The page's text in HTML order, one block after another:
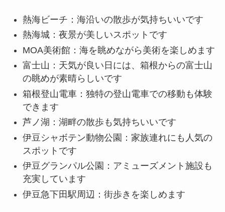
熱海ビーチ：海沿いの散歩が気持ちいいです
熱海城：夜景が美しいスポットです
MOA美術館：海を眺めながら美術を楽しめます
富士山：天気が良い日には、箱根からの富士山
の眺めが素晴らしいです
箱根登山電車：独特の登山電車での移動も体験
できます
芦ノ湖：湖畔の散歩も気持ちいいです
伊豆シャボテン動物公園：家族連れにも人気の
スポットです
伊豆グランパル公園：アミューズメント施設も
充実しています
伊豆急下田駅周辺：街歩きを楽しめます